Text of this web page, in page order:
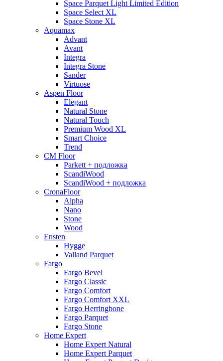
Space Parquet Light Limited Edition
Space Select XL
Space Stone XL
Aquamax
Advant
Avant
Integra
Integra Stone
Sander
Virtuose
Aspen Floor
Elegant
Natural Stone
Natural Touch
Premium Wood XL
Smart Choice
Trend
CM Floor
Parkett + подложка
ScandiWood
ScandiWood + подложка
CronaFloor
Alpha
Nano
Stone
Wood
Ensten
Hygge
Valland Parquet
Fargo
Fargo Bevel
Fargo Classic
Fargo Comfort
Fargo Comfort XXL
Fargo Herringbone
Fargo Parquet
Fargo Stone
Home Expert
Home Expert Natural
Home Expert Parquet